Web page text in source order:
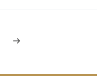
→